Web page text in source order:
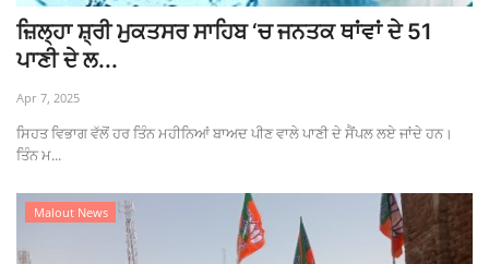
ਜ਼ਿਲ੍ਹਾ ਸ਼੍ਰੀ ਮੁਕਤਸਰ ਸਾਹਿਬ ‘ਚ ਜਨਤਕ ਥਾਂਵਾਂ ਦੇ 51
ਪਾਣੀ ਦੇ ਲ...
Apr 7, 2025
ਸਿਹਤ ਵਿਭਾਗ ਵੱਲੋਂ ਹਰ ਤਿੰਨ ਮਹੀਨਿਆਂ ਬਾਅਦ ਪੀਣ ਵਾਲੇ ਪਾਣੀ ਦੇ ਸੈਂਪਲ ਲਏ ਜਾਂਦੇ ਹਨ।
ਤਿੰਨ ਮ...
Malout News